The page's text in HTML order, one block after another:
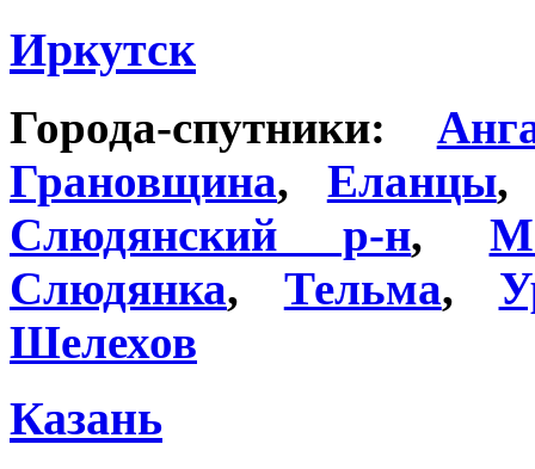
Иркутск
Города-спутники:
Грановщина, Еланцы
Слюдянский р-н,
Слюдянка, Тельма,
Шелехов
Казань